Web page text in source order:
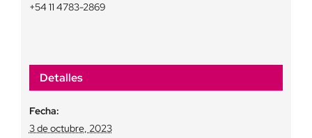
+54 11 4783-2869
Detalles
Fecha:
3 de octubre, 2023